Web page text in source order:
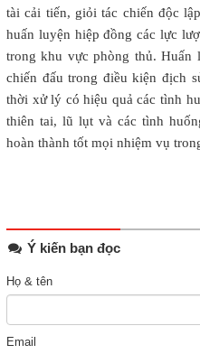
tài cải tiến, giỏi tác chiến độc
huấn luyện hiệp đồng các lực
trong khu vực phòng thủ. Huấn
chiến đấu trong điều kiện địch
thời xử lý có hiệu quả các tình
thiên tai, lũ lụt và các tình
hoàn thành tốt mọi nhiệm vụ
Ý kiến bạn đọc
Họ & tên
Email